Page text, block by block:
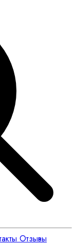
Отзывы